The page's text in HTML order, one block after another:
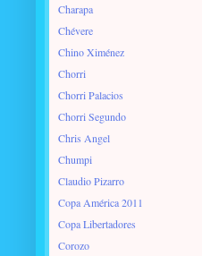
Charapa
Chévere
Chino Ximénez
Chorri
Chorri Palacios
Chorri Segundo
Chris Angel
Chumpi
Claudio Pizarro
Copa América 2011
Copa Libertadores
Corozo